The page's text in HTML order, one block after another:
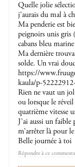
Quelle jolie
j’aurais du mal à
Ma penderie est
peignoirs unis
cabans bleu
Ma dernière
solde. Un vrai
https://
kaula/p-
Rien ne vaut un
ou lorsque le réveil
quatrième vitesse
J’ai aussi un
m’arrêter là pour
Belle journée à toi
Répondre